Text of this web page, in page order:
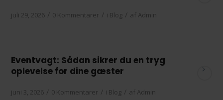
juli 29, 2026 / 0 Kommentarer / i Blog / af Admin
Eventvagt: Sådan sikrer du en tryg
oplevelse for dine gæster
juni 3, 2026 / 0 Kommentarer / i Blog / af Admin